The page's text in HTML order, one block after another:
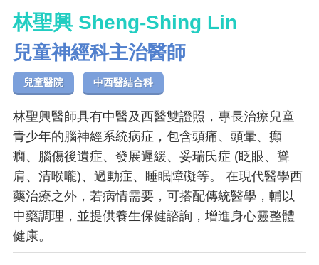
林聖興 Sheng-Shing Lin
兒童神經科主治醫師
兒童醫院 中西醫結合科
林聖興醫師具有中醫及西醫雙證照，專長治療兒童
青少年的腦神經系統病症，包含頭痛、頭暈、癲
癇、腦傷後遺症、發展遲緩、妥瑞氏症 (眨眼、聳
肩、清喉嚨)、過動症、睡眠障礙等。 在現代醫學西
藥治療之外，若病情需要，可搭配傳統醫學，輔以
中藥調理，並提供養生保健諮詢，增進身心靈整體
健康。